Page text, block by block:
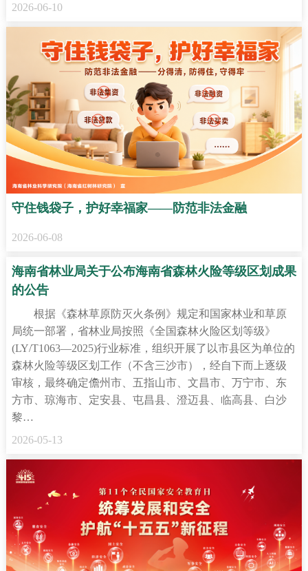
2026-06-10
守住钱袋子，护好幸福家——防范非法金融
2026-06-08
海南省林业局关于公布海南省森林火险等级区划成果
的公告
根据《森林草原防灭火条例》规定和国家林业和草原
局统一部署，省林业局按照《全国森林火险区划等级》
(LY/T1063—2025)行业标准，组织开展了以市县区为单位的
森林火险等级区划工作（不含三沙市），经自下而上逐级
审核，最终确定儋州市、五指山市、文昌市、万宁市、东
方市、琼海市、定安县、屯昌县、澄迈县、临高县、白沙
黎…
2026-05-13